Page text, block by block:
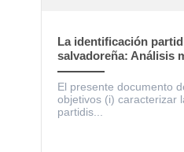
La identificación
salvadoreña: Análisis
Electoral
El presente documento
objetivos (i) caracterizar
partidis...